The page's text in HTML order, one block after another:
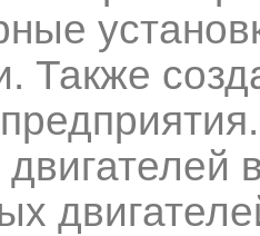
Также